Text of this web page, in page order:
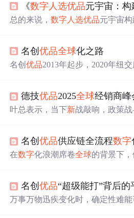
《数字 人选优品元宇宙：
总的来说，数字 人选优品元宇宙
率和智能化水平，推动优选商品行
选商品行业和数字经济的发展描绘
商品行业向公平化、全球化方向发
商、 消费 者、优选商品科技企业
元宇宙：构建相互共赢的 数字化优
名创优品全球化之路
名创优品2013年起步，2020年纽
效供应链形成飞轮效应。后通过“
TOP TOY启动第二曲线，海外业
德技优品2025全球经销商峰
叶总表示，当下新战敲响，政策
智慧工业园的落地投产，德技优品
引进高端智能设备，加强数字精益
“品牌出海计划”，德技优品将加速
际市场，以“中国质造”赋能全球家
窗供应商”到“生活方式
引领者”的
名创优品供应链全流程数字
在数字化浪潮席卷全球的背景下
链全流程的数字化管理，显著提
了订单完成时间。本文旨在深入
名创优品“超级能打”背后
万事万物迅疾变化时，确定性难